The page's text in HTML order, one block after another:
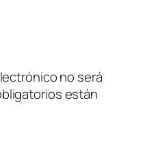
no será
están